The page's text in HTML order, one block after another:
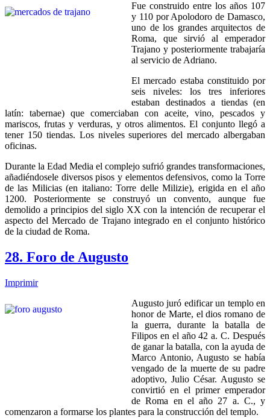
Fue construido entre los años 107
y 110 por Apolodoro de Damasco,
uno de los grandes arquitectos de
Roma, que sirvió al emperador
Trajano y posteriormente trabajaría
al servicio de Adriano.
El mercado estaba constituido por
seis niveles: los tres inferiores
estaban destinados a tiendas (en
latín: tabernae) que comerciaban con aceite, vino, pescados y
mariscos, frutas y verduras, y otros alimentos. El conjunto llegó a
tener 150 tiendas. Los niveles superiores del mercado albergaban
oficinas.
Durante la Edad Media el complejo sufrió grandes transformaciones,
añadiéndosele diversos pisos y elementos defensivos, como la Torre
de las Milicias (en italiano: Torre delle Milizie), erigida en el año
1200. Posteriormente se construyó un convento, aunque fue
demolido a principios del siglo XX con la intención de recuperar el
aspecto del Mercado de Trajano integrado en el conjunto histórico
de la ciudad de Roma.
28. Foro de Augusto
Imprimir
Augusto juró edificar un templo en
honor de Marte, el dios romano de
la guerra, durante la batalla de
Filipos en el año 42 a. C. Después
de ganar la batalla, con la ayuda de
Marco Antonio, Augusto se había
vengado de la muerte de su padre
adoptivo, Julio César. Augusto se
convirtió en el primer emperador
de Roma en el año 27 a. C., y
comenzaron a formarse los plantes para la construcción del templo.